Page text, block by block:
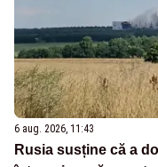
6 aug. 2026, 11:43
Rusia susține că a